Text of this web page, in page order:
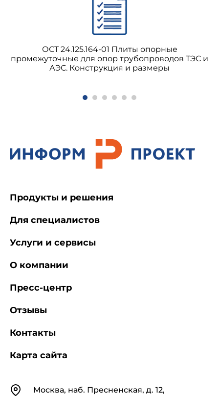
ОСТ 24.125.164-01 Плиты опорные
промежуточные для опор трубопроводов ТЭС и
АЭС. Конструкция и размеры
КонтактыМосква, наб. Пресненская, д. 12,
Продукты и решения
Для специалистов
Услуги и сервисы
О компании
Пресс-центр
Отзывы
Контакты
Карта сайта